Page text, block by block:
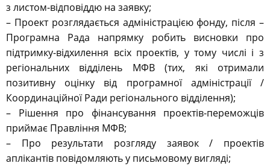
з листом-відповіддю на заявку;
– Проект розглядається адміністрацією фонду, після –
Програмна Рада напрямку робить висновки про
підтримку-відхилення всіх проектів, у тому числі і з
регіональних відділень МФВ (тих, які отримали
позитивну оцінку від програмної адміністрації /
Координаційної Ради регіонального відділення);
– Рішення про фінансування проектів-переможців
приймає Правління МФВ;
– Про результати розгляду заявок / проектів
аплікантів повідомляють у письмовому вигляді;